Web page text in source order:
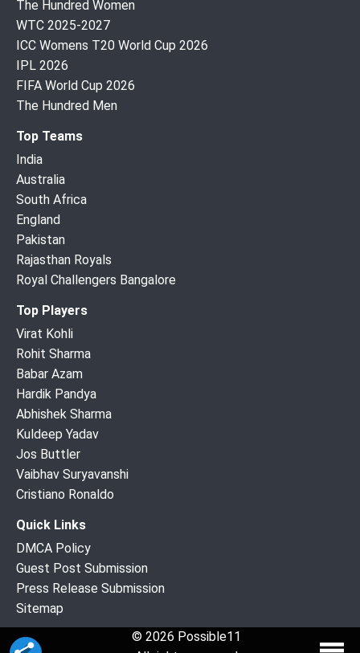
The Hundred Women
WTC 2025-2027
ICC Womens T20 World Cup 2026
IPL 2026
FIFA World Cup 2026
The Hundred Men
Top Teams
India
Australia
South Africa
England
Pakistan
Rajasthan Royals
Royal Challengers Bangalore
Top Players
Virat Kohli
Rohit Sharma
Babar Azam
Hardik Pandya
Abhishek Sharma
Kuldeep Yadav
Jos Buttler
Vaibhav Suryavanshi
Cristiano Ronaldo
Quick Links
DMCA Policy
Guest Post Submission
Press Release Submission
Sitemap
© 2026 Possible11